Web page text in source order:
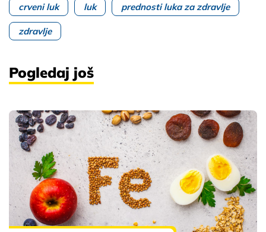
crveni luk luk prednosti luka za zdravlje
zdravlje
Pogledaj još